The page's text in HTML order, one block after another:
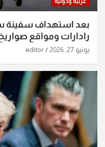
بعد استهداف سفينة
رادارات ومواقع
الساعات الماضية
يونيو 27, 2026 editor